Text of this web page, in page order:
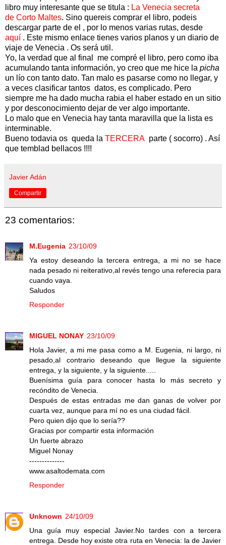
libro muy interesante que se titula : La Venecia secreta
de Corto Maltes. Sino quereis comprar el libro, podeis
descargar parte de el , por lo menos varias rutas, desde
aquí . Este mismo enlace tienes varios planos y un diario de
viaje de Venecia . Os será util.
Yo, la verdad que al final me compré el libro, pero como iba
acumulando tanta información, yo creo que me hice la picha
un lío con tanto dato. Tan malo es pasarse como no llegar, y
a veces clasificar tantos datos, es complicado. Pero
siempre me ha dado mucha rabia el haber estado en un sitio
y por desconocimiento dejar de ver algo importante.
Lo malo que en Venecia hay tanta maravilla que la lista es
interminable.
Bueno todavia os queda la TERCERA parte ( socorro) . Así
que temblad bellacos !!!!
Javier Adán
Compartir
23 comentarios:
M.Eugenia 23/10/09
Ya estoy deseando la tercera entrega, a mi no se hace
nada pesado ni reiterativo,al revés tengo una referecia para
cuando vaya.
Saludos
Responder
MIGUEL NONAY 23/10/09
Hola Javier, a mi me pasa como a M. Eugenia, ni largo, ni
pesado,al contrario deseando que llegue la siguiente
entrega, y la siguiente, y la siguiente.....
Buenísima guía para conocer hasta lo más secreto y
recóndito de Venecia.
Después de estas entradas me dan ganas de volver por
cuarta vez, aunque para mí no es una ciudad fácil.
Pero quien dijo que lo sería??
Gracias por compartir esta información
Un fuerte abrazo
Miguel Nonay
--------------
www.asaltodemata.com
Responder
Unknown 24/10/09
Una guía muy especial Javier.No tardes con a tercera
entrega. Desde hoy existe otra ruta en Venecia: la de Javier